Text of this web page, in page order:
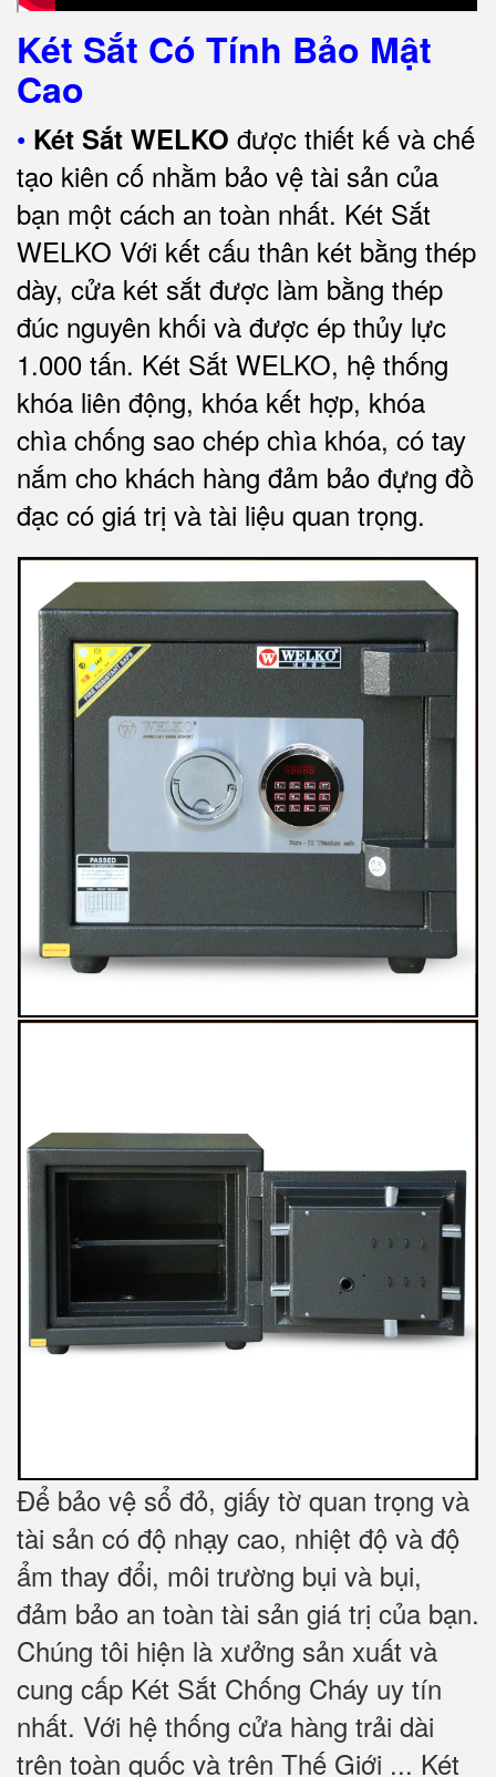
Két Sắt Có Tính Bảo Mật
Cao
• Két Sắt WELKO được thiết kế và chế
tạo kiên cố nhằm bảo vệ tài sản của
bạn một cách an toàn nhất. Két Sắt
WELKO Với kết cấu thân két bằng thép
dày, cửa két sắt được làm bằng thép
đúc nguyên khối và được ép thủy lực
1.000 tấn. Két Sắt WELKO, hệ thống
khóa liên động, khóa kết hợp, khóa
chìa chống sao chép chìa khóa, có tay
nắm cho khách hàng đảm bảo đựng đồ
đạc có giá trị và tài liệu quan trọng.
Để bảo vệ sổ đỏ, giấy tờ quan trọng và
tài sản có độ nhạy cao, nhiệt độ và độ
ẩm thay đổi, môi trường bụi và bụi,
đảm bảo an toàn tài sản giá trị của bạn.
Chúng tôi hiện là xưởng sản xuất và
cung cấp Két Sắt Chống Cháy uy tín
nhất. Với hệ thống cửa hàng trải dài
trên toàn quốc và trên Thế Giới ... Két